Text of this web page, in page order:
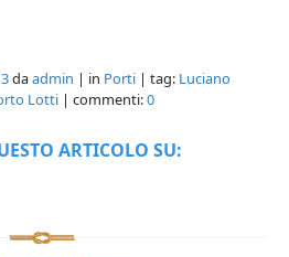
daadmin | in Porti | tag: Luciano
Lotti | commenti:0
ARTICOLO SU: